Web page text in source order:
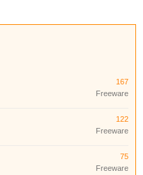
167
Freeware
122
Freeware
75
Freeware